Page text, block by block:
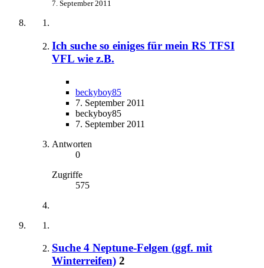
7. September 2011
Ich suche so einiges für mein RS TFSI
VFL wie z.B.
beckyboy85
7. September 2011
beckyboy85
7. September 2011
Antworten
0
Zugriffe
575
Suche 4 Neptune-Felgen (ggf. mit
Winterreifen) 2